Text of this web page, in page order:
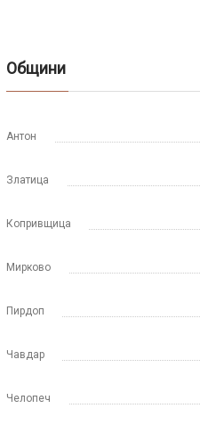
Общини
Антон
Златица
Копривщица
Мирково
Пирдоп
Чавдар
Челопеч